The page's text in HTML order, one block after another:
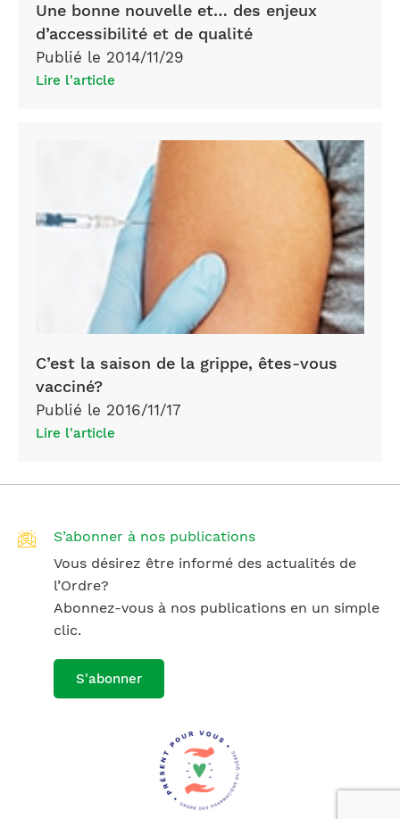
Une bonne nouvelle et… des enjeux
d’accessibilité et de qualité
Publié le 2014/11/29
Lire l'article
C’est la saison de la grippe, êtes-vous
vacciné?
Publié le 2016/11/17
Lire l'article
S’abonner à nos publications
Vous désirez être informé des actualités de
l’Ordre?
Abonnez-vous à nos publications en un simple
clic.
S'abonner